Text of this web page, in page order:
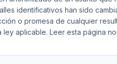
identificativos han sido
o promesa de cualquier
aplicable. Leer esta página